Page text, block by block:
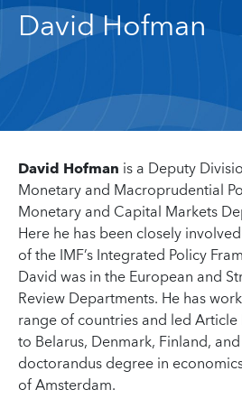
David Hofman
David Hofman is a Deputy
Monetary and Macroprudential
Monetary and Capital Markets
Here he has been closely
of the IMF’s Integrated Policy
David was in the European and
Review Departments. He has
range of countries and led Article
to Belarus, Denmark, Finland,
doctorandus degree in
of Amsterdam.